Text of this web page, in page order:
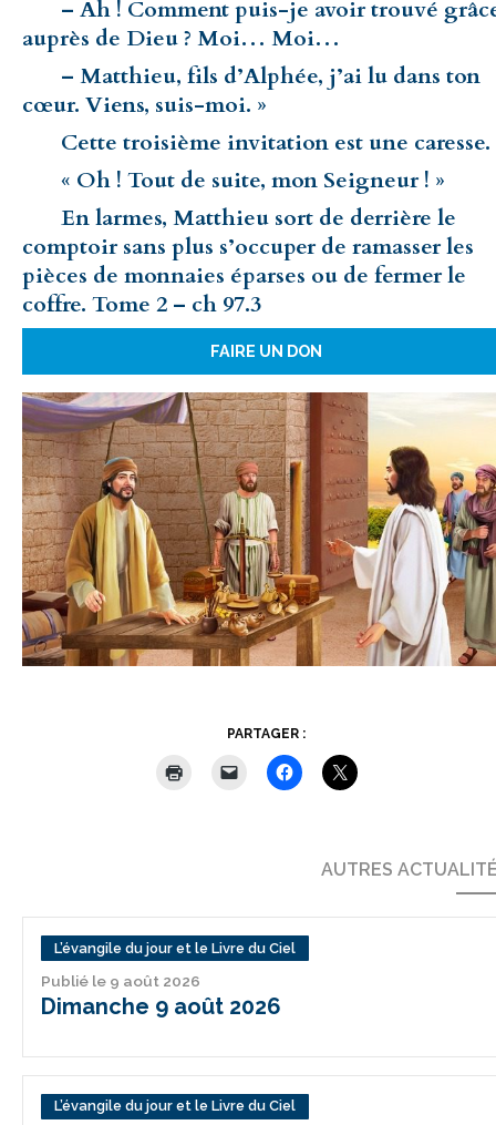
– Ah ! Comment puis-je avoir trouvé
auprès de Dieu ? Moi… Moi…
– Matthieu, fils d’Alphée, j’ai lu dans ton
cœur. Viens, suis-moi. »
Cette troisième invitation est une caresse.
« Oh ! Tout de suite, mon Seigneur ! »
En larmes, Matthieu sort de derrière le
comptoir sans plus s’occuper de ramasser les
pièces de monnaies éparses ou de fermer le
coffre. Tome 2 – ch 97.3
FAIRE UN DON
PARTAGER :
AUTRES
L’évangile du jour et le Livre du Ciel
Publié le 9 août 2026
Dimanche 9 août 2026
L’évangile du jour et le Livre du Ciel